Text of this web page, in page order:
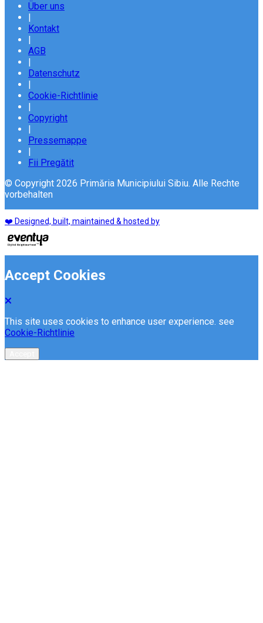
Über uns
|
Kontakt
|
AGB
|
Datenschutz
|
Cookie-Richtlinie
|
Copyright
|
Pressemappe
|
Fii Pregătit
© Copyright 2026 Primăria Municipiului Sibiu. Alle Rechte
vorbehalten
❤️ Designed, built, maintained & hosted by
Accept Cookies
This site uses cookies to enhance user experience. see
Cookie-Richtlinie